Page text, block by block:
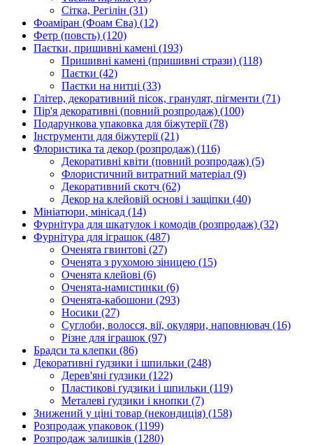
Сітка, Регілін (31)
Фоаміран (Фоам Єва) (12)
Фетр (повсть) (120)
Паєтки, пришивні камені (193)
Пришивні камені (пришивні стрази) (118)
Паєтки (42)
Паєтки на нитці (33)
Глітер, декоративний пісок, гранулят, пігменти (71)
Пір'я декоративні (повний розпродаж) (100)
Подарункова упаковка для біжутерії(78)
Інструменти для біжутерії(21)
Флористика та декор (розпродаж) (116)
Декоративні квіти (повний розпродаж) (5)
Флористичний витратний матеріал (9)
Декоративний скотч (62)
Декор на клейовій основі і защіпки (40)
Мініатюри, мінісад (14)
Фурнітура для шкатулок і комодів (розпродаж) (32)
Фурнітура для іграшок (487)
Оченята гвинтові (27)
Оченята з рухомою зіницею (15)
Оченята клейові (6)
Оченята-намистинки (6)
Оченята-кабошони (293)
Носики (27)
Суглоби, волосся, вії, окуляри, наповнювач (16)
Різне для іграшок (97)
Брадси та клепки (86)
Декоративні ґудзики і шпильки (248)
Дерев'яні ґудзики (122)
Пластикові ґудзики і шпильки (119)
Металеві ґудзики і кнопки (7)
Знижений у ціні товар (некондиція) (158)
Розпродаж упаковок (1199)
Розпродаж залишків (1280)